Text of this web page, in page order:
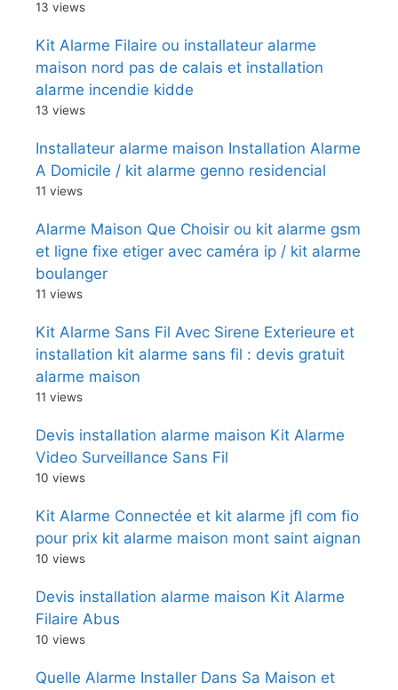
13 views
Kit Alarme Filaire ou installateur alarme
maison nord pas de calais et installation
alarme incendie kidde
13 views
Installateur alarme maison Installation Alarme
A Domicile / kit alarme genno residencial
11 views
Alarme Maison Que Choisir ou kit alarme gsm
et ligne fixe etiger avec caméra ip / kit alarme
boulanger
11 views
Kit Alarme Sans Fil Avec Sirene Exterieure et
installation kit alarme sans fil : devis gratuit
alarme maison
11 views
Devis installation alarme maison Kit Alarme
Video Surveillance Sans Fil
10 views
Kit Alarme Connectée et kit alarme jfl com fio
pour prix kit alarme maison mont saint aignan
10 views
Devis installation alarme maison Kit Alarme
Filaire Abus
10 views
Quelle Alarme Installer Dans Sa Maison et